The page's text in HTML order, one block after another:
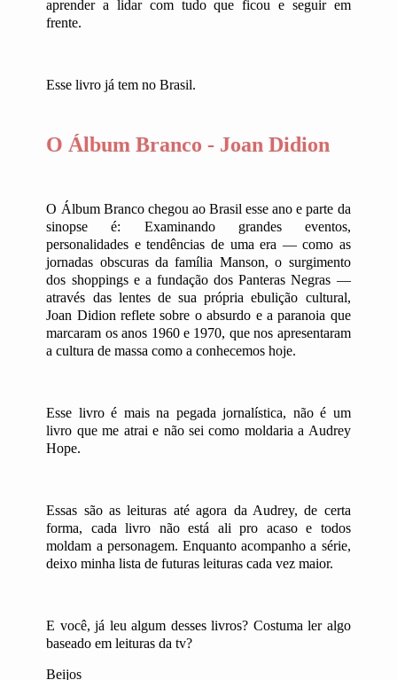
aprender a lidar com tudo que ficou e seguir em
frente.
Esse livro já tem no Brasil.
O Álbum Branco - Joan Didion
O Álbum Branco chegou ao Brasil esse ano e parte da
sinopse é: Examinando grandes eventos,
personalidades e tendências de uma era ― como as
jornadas obscuras da família Manson, o surgimento
dos shoppings e a fundação dos Panteras Negras ―
através das lentes de sua própria ebulição cultural,
Joan Didion reflete sobre o absurdo e a paranoia que
marcaram os anos 1960 e 1970, que nos apresentaram
a cultura de massa como a conhecemos hoje.
Esse livro é mais na pegada jornalística, não é um
livro que me atrai e não sei como moldaria a Audrey
Hope.
Essas são as leituras até agora da Audrey, de certa
forma, cada livro não está ali pro acaso e todos
moldam a personagem. Enquanto acompanho a série,
deixo minha lista de futuras leituras cada vez maior.
E você, já leu algum desses livros? Costuma ler algo
baseado em leituras da tv?
Beijos